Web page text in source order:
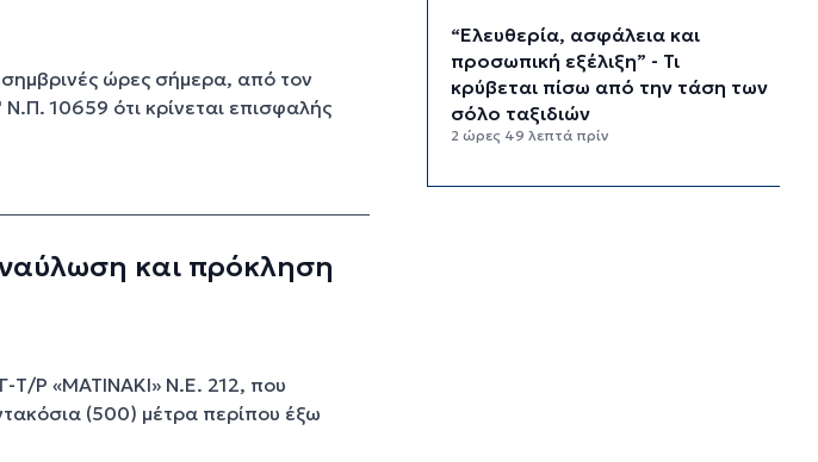
ώρες σήμερα, από τον
10659 ότι κρίνεται επισφαλής
και πρόκληση
Τ/Ρ «ΜΑΤΙΝΑΚΙ» Ν.Ε. 212, που
(500) μέτρα περίπου έξω
“Ελευθερία, ασφάλεια και
προσωπική εξέλιξη” - Τι
κρύβεται πίσω από την τάση των
σόλο ταξιδιών
2 ώρες 49 λεπτά πρίν
“Κλιματική ζώνη πολέμου” - Οι